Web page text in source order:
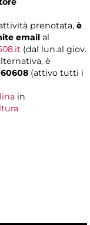
prenotata, è
email al
(dal lun.al giov.
è
(attivo tutti i
in